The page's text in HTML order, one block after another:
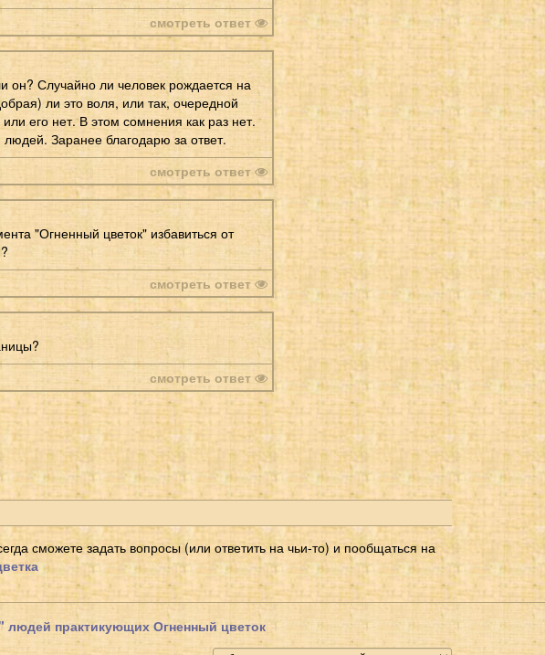
смотреть ответ
он? Случайно ли человек рождается на
ли это воля, или так, очередной
его нет. В этом сомнения как раз нет.
Заранее благодарю за ответ.
смотреть ответ
"Огненный цветок" избавиться от
смотреть ответ
смотреть ответ
сможете задать вопросы (или ответить на чьи-то) и пообщаться на
людей практикующих Огненный цветок